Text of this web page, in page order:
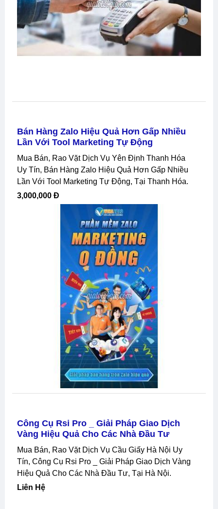
Bán Hàng Zalo Hiệu Quả Hơn Gấp Nhiều
Lần Với Tool Marketing Tự Động
Mua Bán, Rao Vặt Dịch Vụ Yên Định Thanh Hóa
Uy Tín, Bán Hàng Zalo Hiệu Quả Hơn Gấp Nhiều
Lần Với Tool Marketing Tự Động, Tại Thanh Hóa.
3,000,000 Đ
Công Cụ Rsi Pro _ Giải Pháp Giao Dịch
Vàng Hiệu Quả Cho Các Nhà Đầu Tư
Mua Bán, Rao Vặt Dịch Vụ Cầu Giấy Hà Nội Uy
Tín, Công Cụ Rsi Pro _ Giải Pháp Giao Dịch Vàng
Hiệu Quả Cho Các Nhà Đầu Tư, Tại Hà Nội.
Liên Hệ